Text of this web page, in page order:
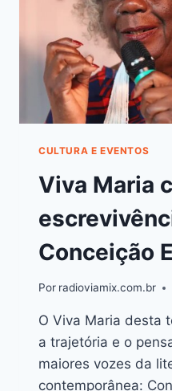
CULTURA E EVENTOS
Viva Maria
Conceição
Por radioviamix.com.br
O Viva Maria desta
a trajetória e o
maiores vozes da
contemporânea: